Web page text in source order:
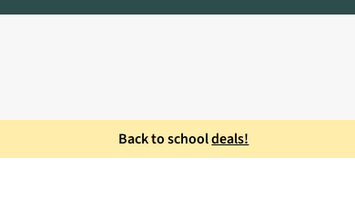
Back to schooldeals!